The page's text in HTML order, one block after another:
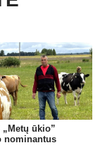
„Metų ūkio”
nominantus